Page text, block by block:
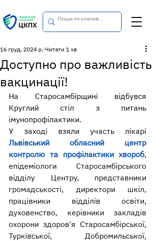
Доступно про важливість
вакцинації!
16 груд. 2024 р. Читати 1 хв
На Старосамбірщині відбувся
Круглий стіл з питань
імунопрофілактики.
Львівський обласний центр
контролю та профілактики хвороб,
епідеміологи Старосамбірського
відділу Центру, представники
громадськості, директори шкіл,
працівники відділів освіти,
духовенство, керівники закладів
охорони здоров'я Старосамбірської,
Турківської, Добромильської,